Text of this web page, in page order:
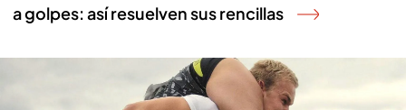
a golpes: así resuelven sus rencillas